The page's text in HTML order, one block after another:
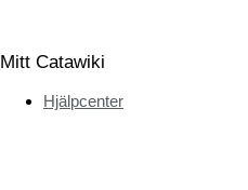
Mitt Catawiki
Hjälpcenter